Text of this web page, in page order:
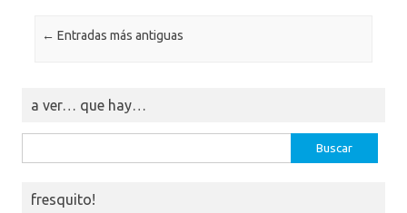
Navegación de entradas
← Entradas más antiguas
a ver… que hay…
fresquito!